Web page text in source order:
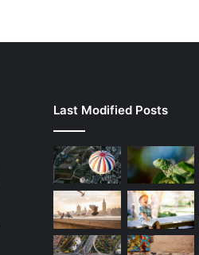
Last Modified Posts